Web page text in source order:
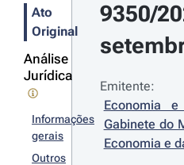
Ato
Original
Análise
Jurídica
Informações
gerais
Outros
9350/
Emitente:
Economia
Gabinete do
Economia e